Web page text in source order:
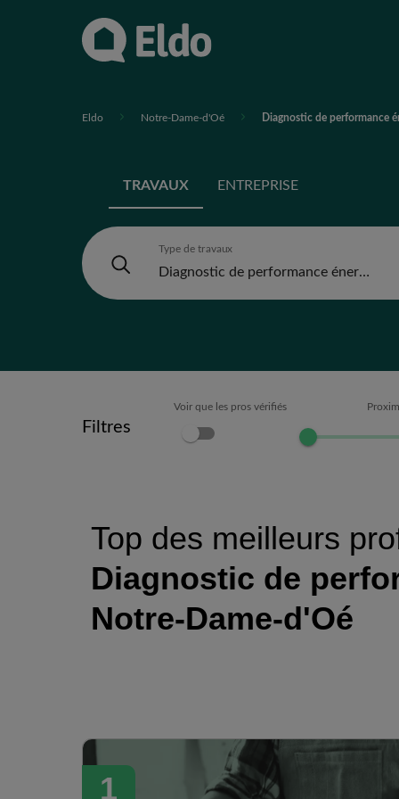
Eldo Notre-Dame-d'Oé Diagnostic de performance
TRAVAUX ENTREPRISE
Type de travaux
Filtres
Voir que les pros vérifiés
Top des meilleurs
Diagnostic de
Notre-Dame-d'Oé
1